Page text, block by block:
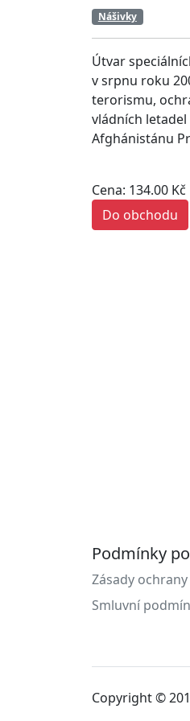
Nášivky
Útvar
v srpnu roku
terorismu,
vládních letadel
Afghánistánu
Cena: 134.00 Kč
Do obchodu
Podmínky
Zásady
Smluvní
Copyright ©